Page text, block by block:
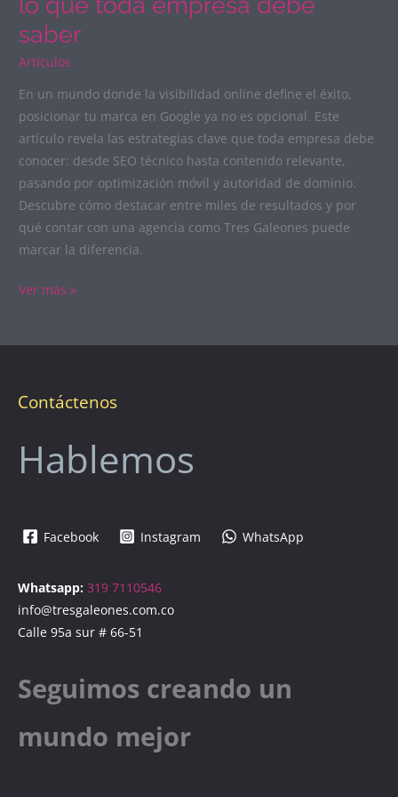
saber
Artículos
En un mundo donde la visibilidad online define el éxito,
posicionar tu marca en Google ya no es opcional. Este
artículo revela las estrategias clave que toda empresa debe
conocer: desde SEO técnico hasta contenido relevante,
pasando por optimización móvil y autoridad de dominio.
Descubre cómo destacar entre miles de resultados y por
qué contar con una agencia como Tres Galeones puede
marcar la diferencia.
Ver más »
Contáctenos
Hablemos
Facebook Instagram WhatsApp
Whatsapp: 319 7110546
info@tresgaleones.com.co
Calle 95a sur # 66-51
Seguimos creando un
mundo mejor